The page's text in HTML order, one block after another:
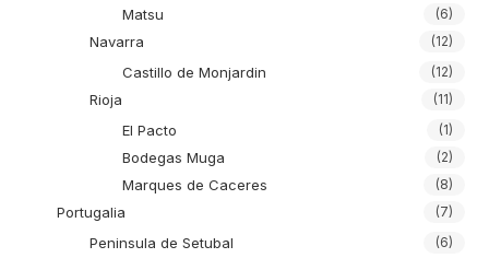
Matsu (6)
Navarra (12)
Castillo de Monjardin (12)
Rioja (11)
El Pacto (1)
Bodegas Muga (2)
Marques de Caceres (8)
Portugalia (7)
Peninsula de Setubal (6)